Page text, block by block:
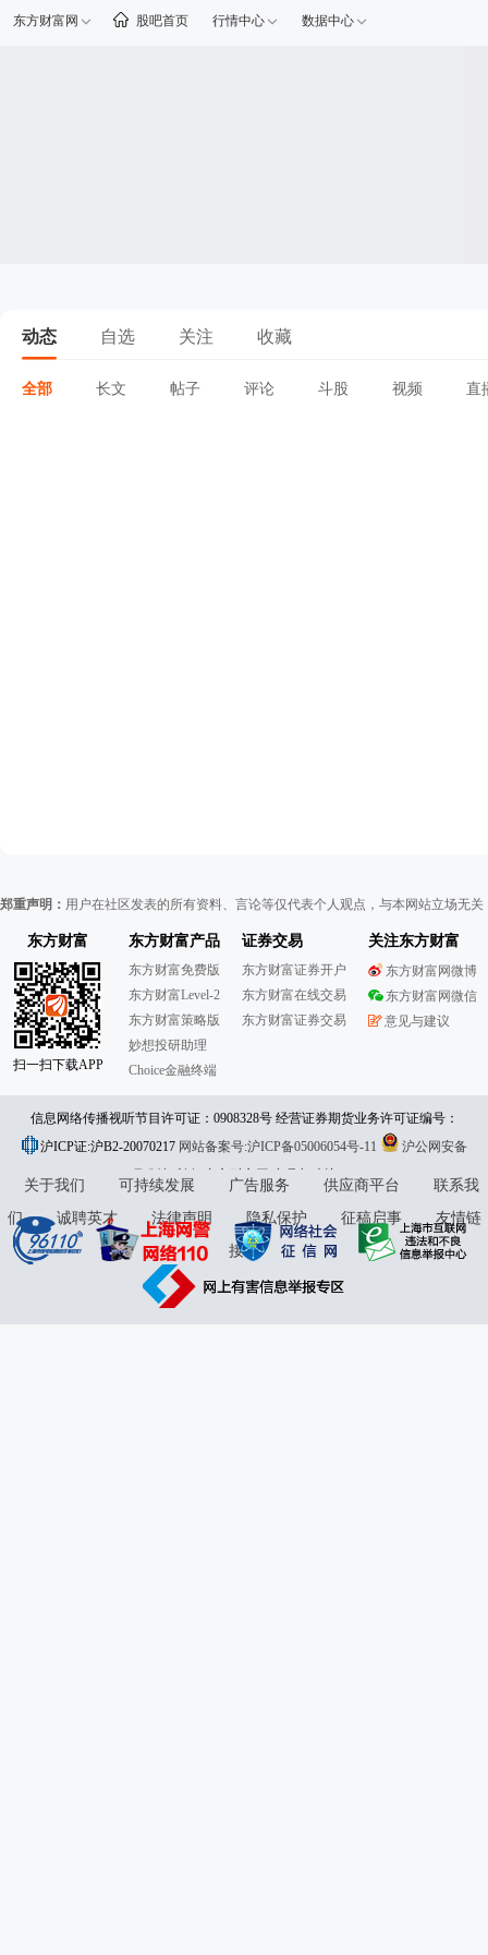
东方财富网 股吧首页 行情中心 数据中心
动态 自选 关注 收藏
全部 长文 帖子 评论 斗股 视频 直
郑重声明： 用户在社区发表的所有资料、言论等仅代表个人观点，与本网站立场无
东方财富
扫一扫下载APP
东方财富产品
东方财富免费版
东方财富Level-2
东方财富策略版
妙想投研助理
Choice金融终端
证券交易
东方财富证券开户
东方财富在线交易
东方财富证券交易
关注东方财富
东方财富网微博
东方财富网微信
意见与建议
信息网络传播视听节目许可证：0908328号 经营证券期货业务许可证编号：
913101046312860336 违法和不良信息举报:021-61278686 举报邮箱：
jubao@eastmoney.com
沪ICP证:沪B2-20070217 网站备案号:沪ICP备05006054号-11
沪公网安备
31010402000120号版权所有:东方财富网意见与建议:4000300059/952500
关于我们 可持续发展 广告服务 供应商平台
联系我
们
诚聘英才 法律声明 隐私保护 征稿启事
友情链
接